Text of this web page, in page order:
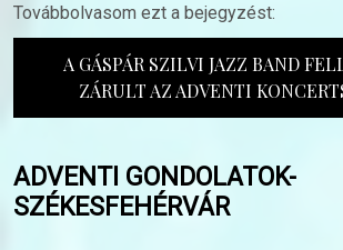
Továbbolvasom ezt a bejegyzést:
A GÁSPÁR SZILVI JAZZ BAND
ZÁRULT AZ ADVENTI
ADVENTI GONDOLATOK-
SZÉKESFEHÉRVÁR